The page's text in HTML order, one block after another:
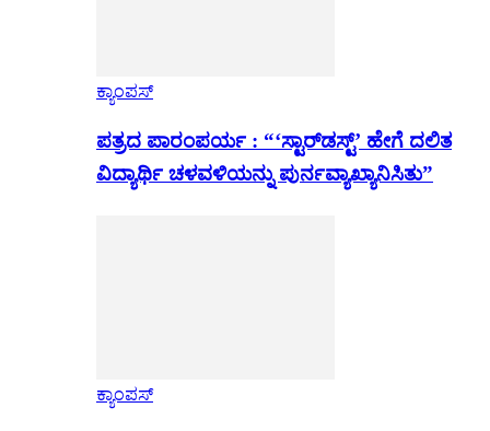
ಕ್ಯಾಂಪಸ್
ಪತ್ರದ ಪಾರಂಪರ್ಯ : “‘ಸ್ಟಾರ್‌ಡಸ್ಟ್’ ಹೇಗೆ ದಲಿತ
ವಿದ್ಯಾರ್ಥಿ ಚಳವಳಿಯನ್ನು ಪುರ್ನವ್ಯಾಖ್ಯಾನಿಸಿತು”
ಕ್ಯಾಂಪಸ್